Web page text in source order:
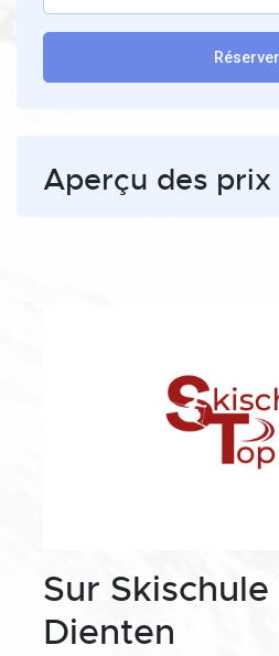
Réserver
Aperçu des prix
Sur
Dienten